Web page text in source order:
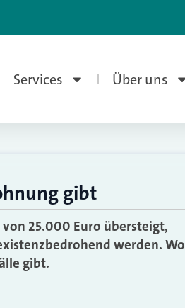
Services Über uns
gibt
25.000 Euro übersteigt,
werden. Wo
gibt.